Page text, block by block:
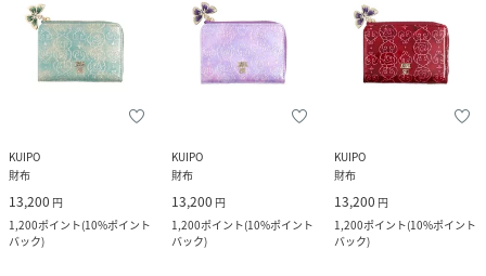
KUIPO
財布
13,200 円
1,200ポイント(10%ポイント
バック)
KUIPO
財布
13,200 円
1,200ポイント(10%ポイント
バック)
KUIPO
財布
13,200 円
1,200ポイント(10%ポイント
バック)